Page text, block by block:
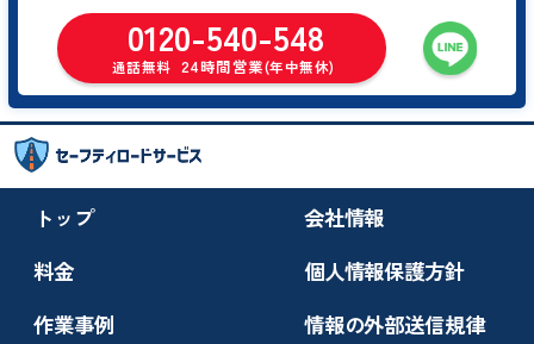
0120-540-548
通話無料 24時間営業(年中無休)
トップ
料金
作業事例
会社情報
個人情報保護方針
情報の外部送信規律